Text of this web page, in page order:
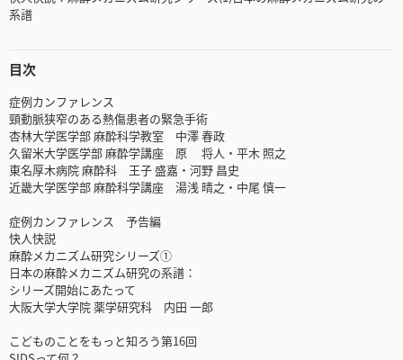
系譜
目次
症例カンファレンス
頸動脈狭窄のある熱傷患者の緊急手術
杏林大学医学部 麻酔科学教室 中澤 春政
久留米大学医学部 麻酔学講座 原 将人・平木 照之
東名厚木病院 麻酔科 王子 盛嘉・河野 昌史
近畿大学医学部 麻酔科学講座 湯浅 晴之・中尾 慎一
症例カンファレンス 予告編
快人快説
麻酔メカニズム研究シリーズ①
日本の麻酔メカニズム研究の系譜：
シリーズ開始にあたって
大阪大学大学院 薬学研究科 内田 一郎
こどものことをもっと知ろう第16回